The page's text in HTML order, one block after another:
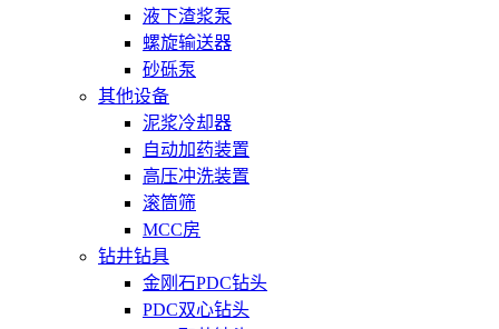
液下渣浆泵
螺旋输送器
砂砾泵
其他设备
泥浆冷却器
自动加药装置
高压冲洗装置
滚筒筛
MCC房
钻井钻具
金刚石PDC钻头
PDC双心钻头